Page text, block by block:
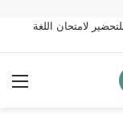
لامتحان اللغة